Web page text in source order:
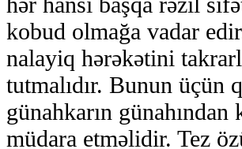
kobud olmağa vadar
nalayiq hərəkətini
tutmalıdır. Bunun üçün
günahkarın
müdara etməlidir. Tez